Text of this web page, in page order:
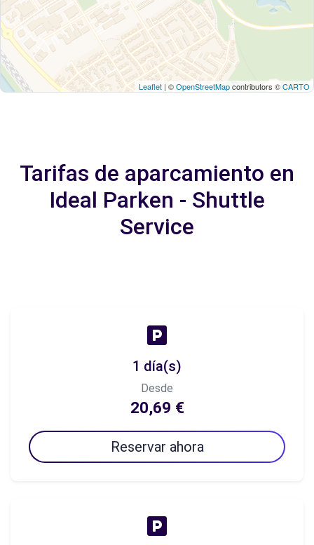
Leaflet | ©OpenStreetMapcontributors ©CARTO
Tarifas de aparcamiento en
Ideal Parken - Shuttle
Service
1 día(s)
Desde
20,69 €
Reservar ahora